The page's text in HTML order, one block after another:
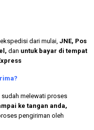
dari mulai, JNE, Pos
dan untuk bayar di tempat
melewati proses
ke tangan anda,
pengiriman oleh